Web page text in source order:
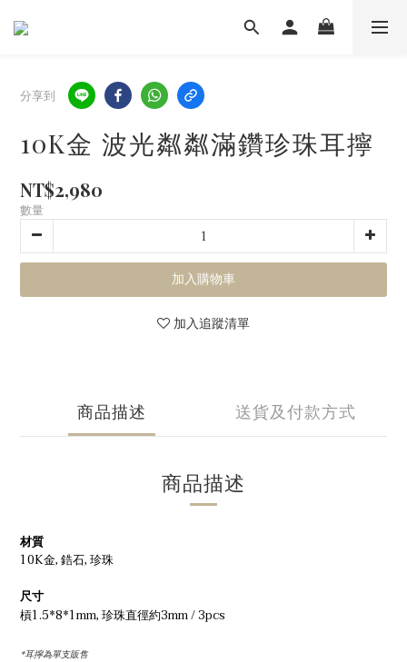
分享到
10K金 波光粼粼滿鑽珍珠耳擰
NT$2,980
數量
加入購物車
加入追蹤清單
商品描述 送貨及付款方式
商品描述
材質
10K金, 鋯石, 珍珠
尺寸
槓1.5*8*1mm, 珍珠直徑約3mm / 3pcs
*耳擰為單支販售